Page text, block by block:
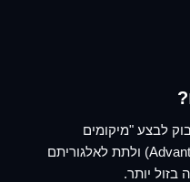
לבצע "מיקומים
אוטומטיים" (Advantage+ Placements) ולתת לאלגוריתם
יותר.